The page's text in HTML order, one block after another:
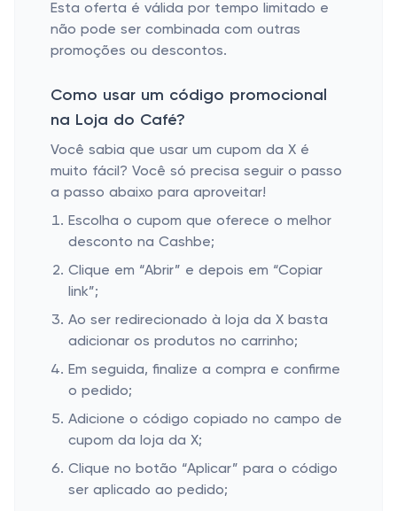
Esta oferta é válida por tempo limitado e
não pode ser combinada com outras
promoções ou descontos.
Como usar um código promocional
na Loja do Café?
Você sabia que usar um cupom da X é
muito fácil? Você só precisa seguir o passo
a passo abaixo para aproveitar!
Escolha o cupom que oferece o melhor
desconto na Cashbe;
Clique em “Abrir” e depois em “Copiar
link”;
Ao ser redirecionado à loja da X basta
adicionar os produtos no carrinho;
Em seguida, finalize a compra e confirme
o pedido;
Adicione o código copiado no campo de
cupom da loja da X;
Clique no botão “Aplicar” para o código
ser aplicado ao pedido;